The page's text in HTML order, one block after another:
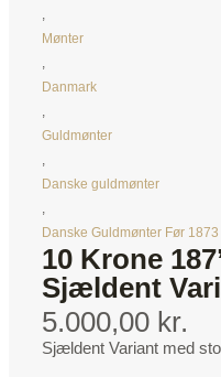
,
Mønter
,
Danmark
,
Guldmønter
,
Danske guldmønter
,
Danske Guldmønter Før 1873
10 Krone
Sjældent
5.000,00 kr.
Sjældent Variant med